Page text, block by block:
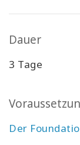
Dauer
3 Tage
Der